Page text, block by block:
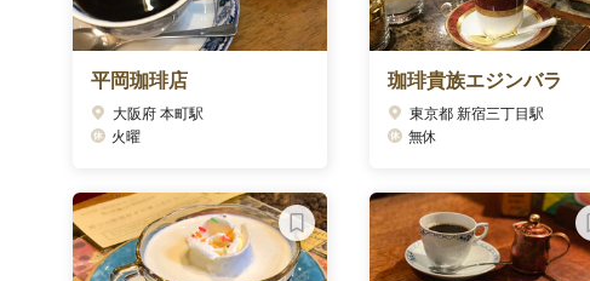
平岡珈琲店
大阪府 本町駅
火曜
珈琲貴族エジンバラ
東京都 新宿三丁目駅
無休